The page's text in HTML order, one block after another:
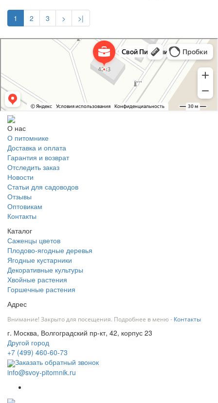
1 2 3 > >|
Питомник растений в Москве
О нас
О питомнике
Доставка и оплата
Гарантия и возврат
Отследить заказ
Новости
Статьи для садоводов
Отзывы
Оптовикам
Контакты
Каталог
Саженцы цветов
Плодово-ягодные деревья
Ягодные кустарники
Декоративные культуры
Хвойные растения
Горшечные растения
Адрес
Внимание! Закрыто для посещения. Подробнее в меню - Контакты
г. Москва, Волгоградский пр-кт, 42, корпус 23
Другой город
+7 (499) 460-60-73
Заказать обратный звонок
info@svoy-pitomnik.ru